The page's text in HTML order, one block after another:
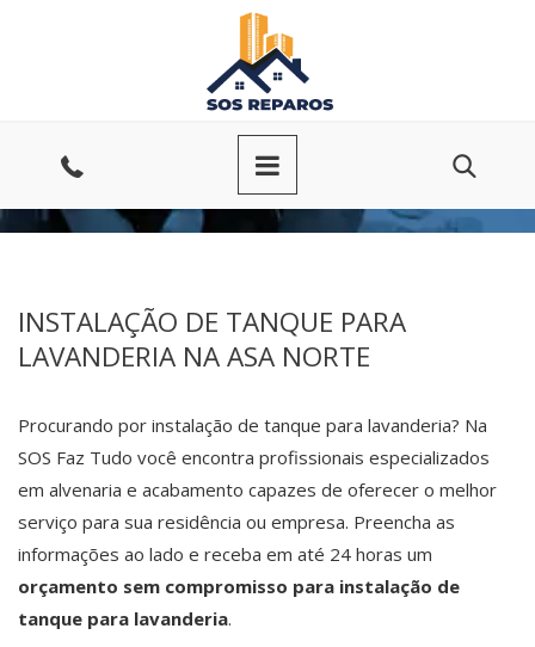
INSTALAÇÃO DE TANQUE PARA
LAVANDERIA NA ASA NORTE
Procurando por instalação de tanque para lavanderia? Na
SOS Faz Tudo você encontra profissionais especializados
em alvenaria e acabamento capazes de oferecer o melhor
serviço para sua residência ou empresa. Preencha as
informações ao lado e receba em até 24 horas um
orçamento sem compromisso para instalação de
tanque para lavanderia.